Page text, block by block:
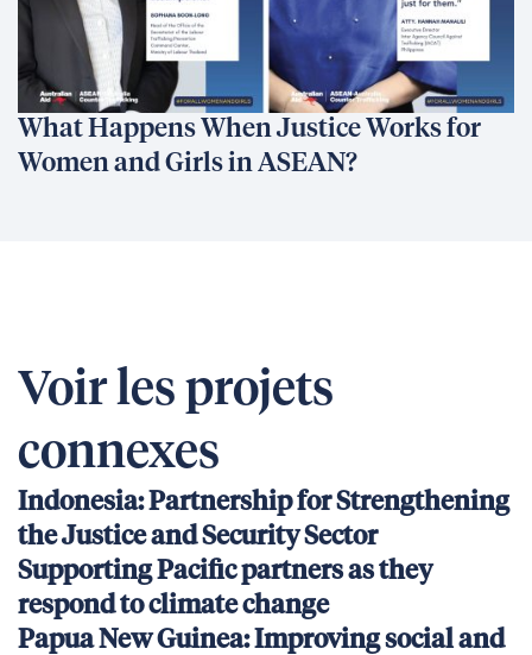
What Happens When Justice Works for
Women and Girls in ASEAN?
Voir les projets
connexes
Indonesia: Partnership for Strengthening
the Justice and Security Sector
Supporting Pacific partners as they
respond to climate change
Papua New Guinea: Improving social and